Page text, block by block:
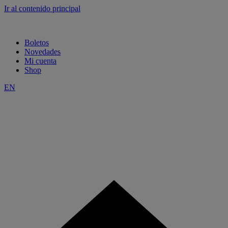
Ir al contenido principal
Boletos
Novedades
Mi cuenta
Shop
EN